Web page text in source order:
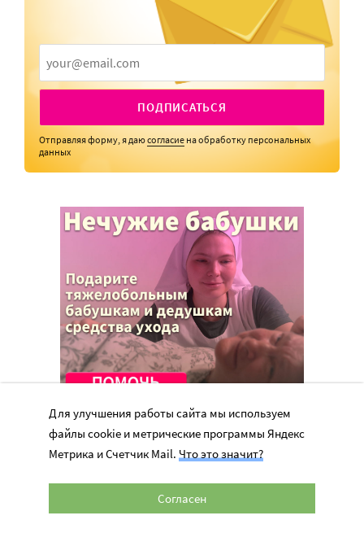
ПОДПИСАТЬСЯ
Отправляя форму, я даюсогласие на обработку персональных
данных
Перепечатка материалов сайта в интернете возможна только при
Для улучшения работы сайта мы используем
файлы cookie и метрические программы Яндекс
Метрика и Счетчик Mail. Что это значит?
Согласен